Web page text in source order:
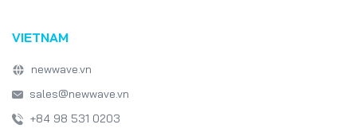
Japan IT Week
VIETNAM
newwave.vn
sales@newwave.vn
+84 98 531 0203